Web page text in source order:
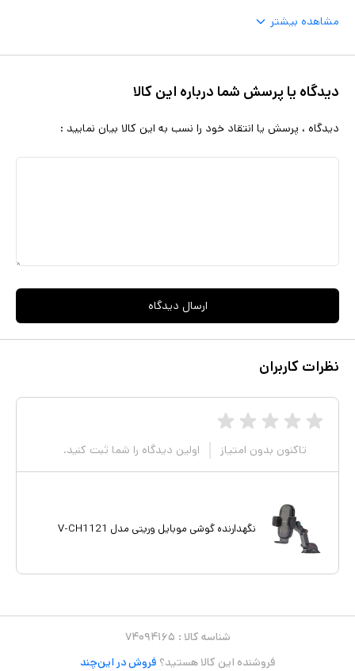
مشاهده بیشتر
دیدگاه یا پرسش شما درباره این کالا
دیدگاه ، پرسش یا انتقاد خود را نسب به این کالا بیان نمایید :
ارسال دیدگاه
نظرات کاربران
تاکنون بدون امتیاز اولین دیدگاه را شما ثبت کنید.
نگهدارنده گوشی موبایل وریتی مدل V-CH1121
شناسه کالا : ۷۴۰۹۴۱۶۵
فروشنده این کالا هستید؟ فروش در این‌چند